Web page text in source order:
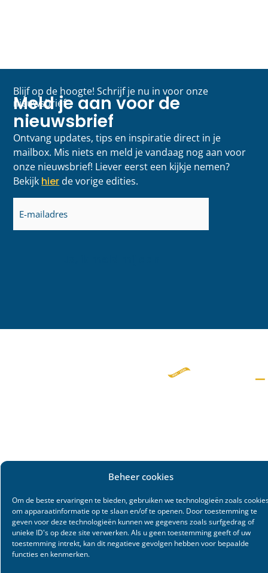
Beheer cookies
Om de beste ervaringen te bieden, gebruiken we technologieën zoals
om apparaatinformatie op te slaan en/of te openen. Door toestemming te
geven voor deze technologieën kunnen we gegevens zoals surfgedrag of
unieke ID's op deze site verwerken. Als u geen toestemming geeft of uw
toestemming intrekt, kan dit negatieve gevolgen hebben voor bepaalde
functies en kenmerken.
Blijf op de hoogte! Schrijf je nu in voor onze
nieuwsbrief
Meld je aan voor de
nieuwsbrief
Ontvang updates, tips en inspiratie direct in je
mailbox. Mis niets en meld je vandaag nog aan voor
onze nieuwsbrief! Liever eerst een kijkje nemen?
Bekijk hier de vorige edities.
E-
mailadres
(Vereist)